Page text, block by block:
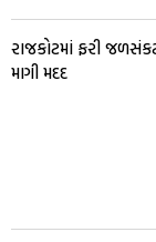
રાજકોટમાં ફરી
માગી મદદ